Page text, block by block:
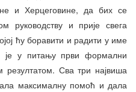
и Херцеговине, да бих се
руководству и прије свега
ћу боравити и радити у име
је у питању први формални
резултатом. Сва три највиша
максималну помоћ и дала